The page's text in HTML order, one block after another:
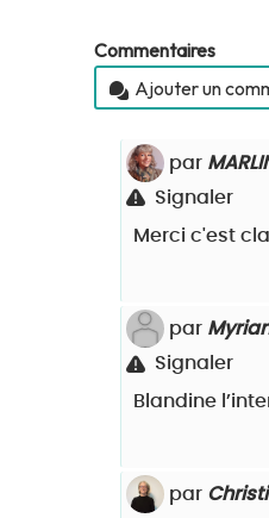
Commentaires
Ajouter un
par
Signaler
Merci c'est
par
Signaler
Blandine
par